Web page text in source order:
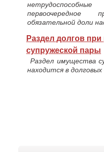
обязательной доли
Раздел долгов
супружеской пары
Раздел имущества
находится в